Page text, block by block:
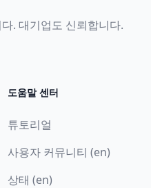
. 대기업도 신뢰합니다.
도움말 센터
튜토리얼
사용자 커뮤니티 (en)
상태 (en)